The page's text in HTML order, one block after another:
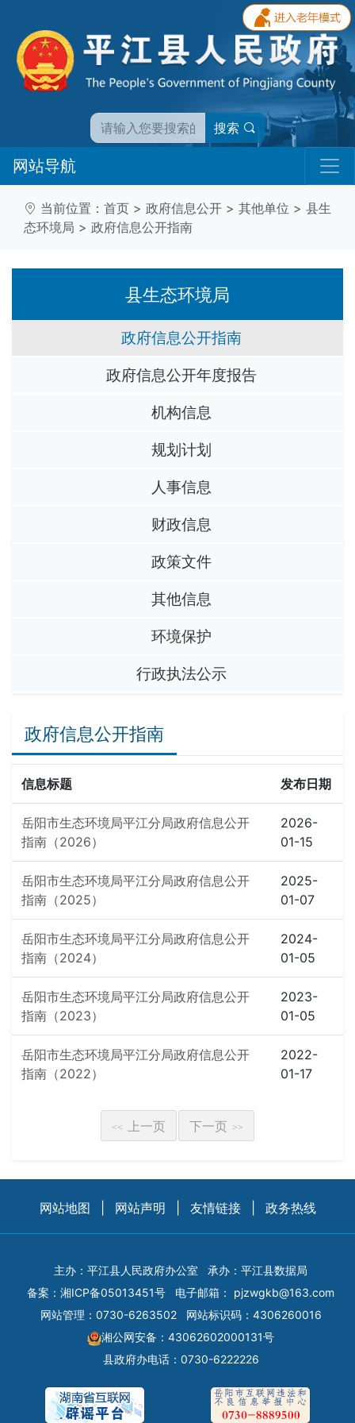
搜索
网站导航
当前位置： 首页 > 政府信息公开 > 其他单位 > 县生
态环境局 > 政府信息公开指南
县生态环境局
政府信息公开指南
政府信息公开年度报告
机构信息
规划计划
人事信息
财政信息
政策文件
其他信息
环境保护
行政执法公示
政府信息公开指南
信息标题 发布日期
岳阳市生态环境局平江分局政府信息公开
指南（2026）
2026-
01-15
岳阳市生态环境局平江分局政府信息公开
指南（2025）
2025-
01-07
岳阳市生态环境局平江分局政府信息公开
指南（2024）
2024-
01-05
岳阳市生态环境局平江分局政府信息公开
指南（2023）
2023-
01-05
岳阳市生态环境局平江分局政府信息公开
指南（2022）
2022-
01-17
<< 上一页 下一页 >>
网站地图 网站声明 友情链接 政务热线
主办：平江县人民政府办公室
承办：平江县数据局
备案： 湘ICP备05013451号 电子邮箱： pjzwgkb@163.com
网站管理：0730-6263502
网站标识码：4306260016
湘公网安备：43062602000131号
县政府办电话：0730-6222226